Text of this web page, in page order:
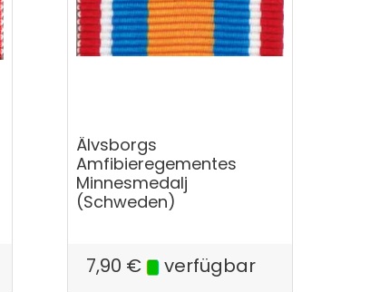
Älvsborgs
Amfibieregementes
Minnesmedalj
(Schweden)
7,90 € verfügbar